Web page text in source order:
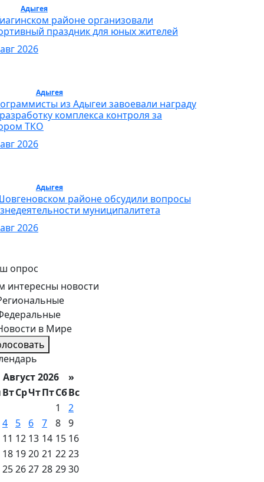
Адыгея/ Спорт
районе организовали
праздник для юных жителей
2026
Адыгея/ Общество
из Адыгеи завоевали награду
комплекса контроля за
ТКО
2026
Адыгея/ Общество
районе обсудили вопросы
муниципалитета
2026
опрос
интересны новости
в Мире
Август 2026 »
ВтСрЧтПтСбВс
1
2
4 5 6 7 8 9
11 12 13 14 15 16
18 1920 21 2223
252627 28 2930